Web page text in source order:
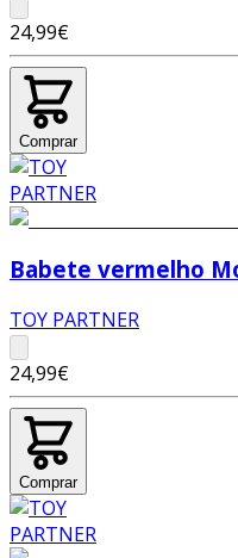
24,99€
Comprar
Babete vermelho
TOY PARTNER
24,99€
Comprar